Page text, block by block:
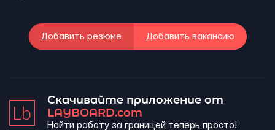
Добавить резюме Добавить вакансию
Скачивайте приложение от
LAYBOARD.com
Найти работу за границей теперь просто!